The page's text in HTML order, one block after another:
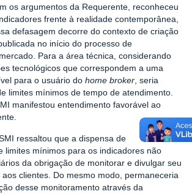
os argumentos da Requerente, reconheceu
frente à realidade contemporânea,
defasagem decorre do contexto de criação
no início do processo de
Para a área técnica, considerando
tecnológicos que correspondem a uma
para o usuário do home broker , seria
limites mínimos de tempo de atendimento.
manifestou entendimento favorável ao
ressaltou que a dispensa de
limites mínimos para os indicadores não
da obrigação de monitorar e divulgar seu
clientes. Do mesmo modo, permaneceria
desse monitoramento através da